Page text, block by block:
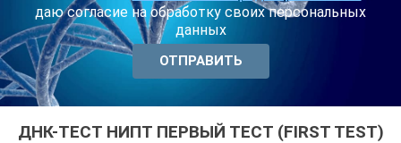
даю согласие на обработку своих персональных
данных
ДНК-ТЕСТ НИПТ ПЕРВЫЙ ТЕСТ (FIRST TEST)